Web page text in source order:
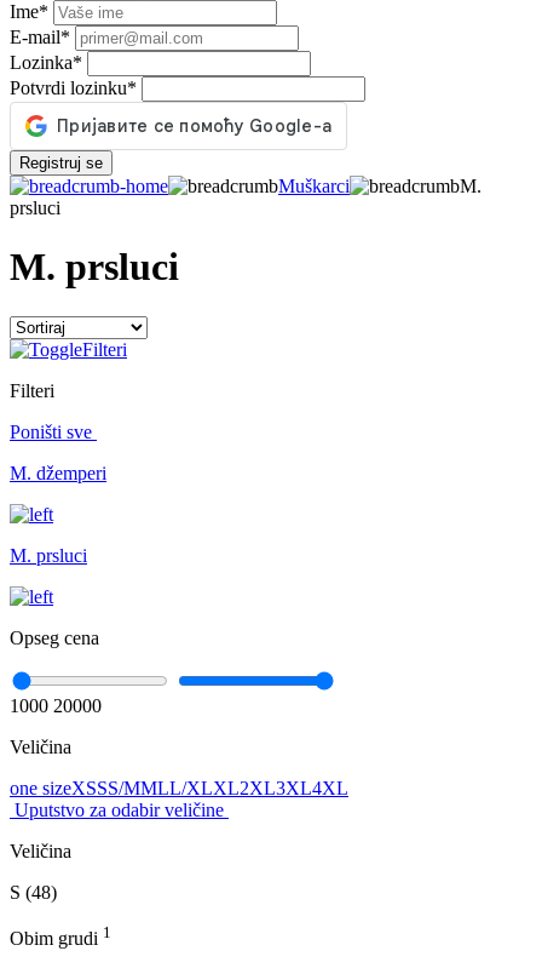
Ime*
E-mail*
Lozinka*
Potvrdi lozinku*
Registruj se
Muškarci
M.
prsluci
M. prsluci
Filteri
Filteri
Poništi sve
M. džemperi
M. prsluci
Opseg cena
1000 20000
Veličina
one sizeXSSS/MMLL/XLXL2XL3XL4XL
Uputstvo za odabir veličine
Veličina
S (48)
Obim grudi 1